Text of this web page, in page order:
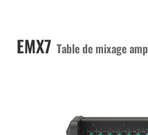
EMX7 Table de mixage